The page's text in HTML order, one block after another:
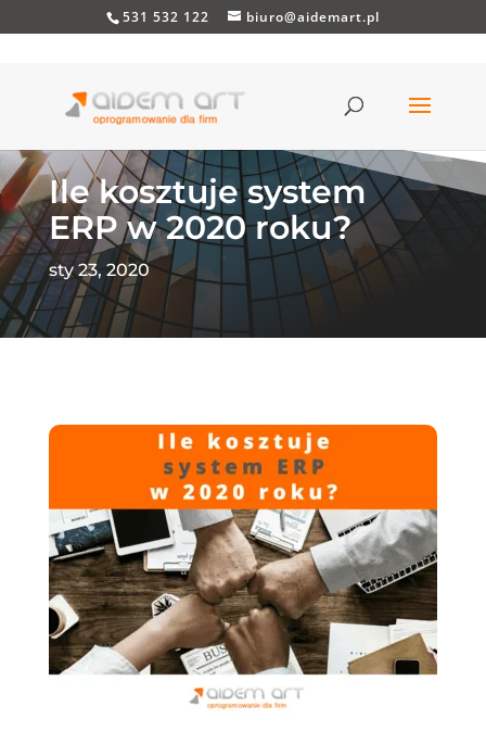
531 532 122 biuro@aidemart.pl
Ile kosztuje system
ERP w 2020 roku?
sty 23, 2020